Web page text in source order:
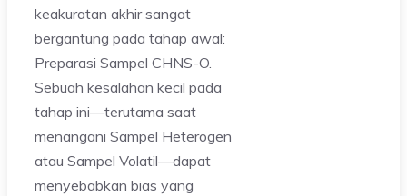
keakuratan akhir sangat
bergantung pada tahap awal:
Preparasi Sampel CHNS-O.
Sebuah kesalahan kecil pada
tahap ini—terutama saat
menangani Sampel Heterogen
atau Sampel Volatil—dapat
menyebabkan bias yang